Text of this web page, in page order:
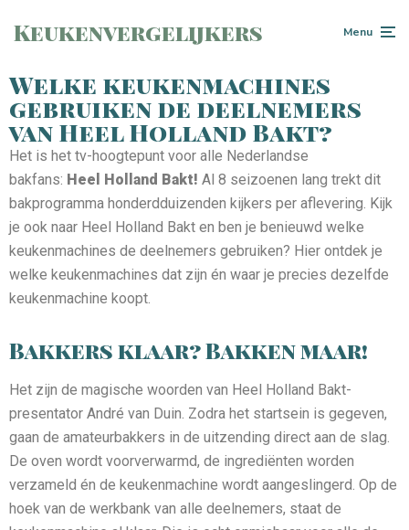
Keukenvergelijkers Menu
Welke keukenmachines
gebruiken de deelnemers
van Heel Holland Bakt?
Het is het tv-hoogtepunt voor alle Nederlandse
bakfans: Heel Holland Bakt! Al 8 seizoenen lang trekt dit
bakprogramma honderdduizenden kijkers per aflevering. Kijk
je ook naar Heel Holland Bakt en ben je benieuwd welke
keukenmachines de deelnemers gebruiken? Hier ontdek je
welke keukenmachines dat zijn én waar je precies dezelfde
keukenmachine koopt.
Bakkers klaar? Bakken maar!
Het zijn de magische woorden van Heel Holland Bakt-
presentator André van Duin. Zodra het startsein is gegeven,
gaan de amateurbakkers in de uitzending direct aan de slag.
De oven wordt voorverwarmd, de ingrediënten worden
verzameld én de keukenmachine wordt aangeslingerd. Op de
hoek van de werkbank van alle deelnemers, staat de